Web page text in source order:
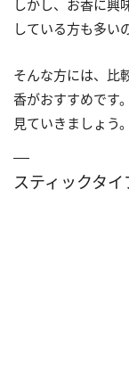
しかし、お香に興
している方も多い
そんな方には、比
香がおすすめです
見ていきましょう。
スティックタ